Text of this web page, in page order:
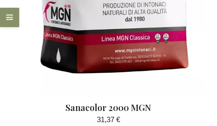
Sanacolor 2000 MGN
31,37 €